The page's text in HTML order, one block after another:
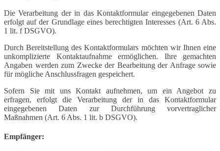
Die Verarbeitung der in das Kontaktformular eingegebenen Daten
erfolgt auf der Grundlage eines berechtigten Interesses (Art. 6 Abs.
1 lit. f DSGVO).
Durch Bereitstellung des Kontaktformulars möchten wir Ihnen eine
unkomplizierte Kontaktaufnahme ermöglichen. Ihre gemachten
Angaben werden zum Zwecke der Bearbeitung der Anfrage sowie
für mögliche Anschlussfragen gespeichert.
Sofern Sie mit uns Kontakt aufnehmen, um ein Angebot zu
erfragen, erfolgt die Verarbeitung der in das Kontaktformular
eingegebenen Daten zur Durchführung vorvertraglicher
Maßnahmen (Art. 6 Abs. 1 lit. b DSGVO).
Empfänger: